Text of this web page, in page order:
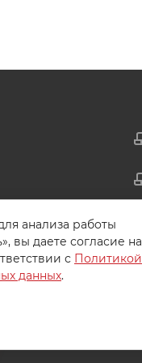
анализа работы
вы даете согласие на
с Политикой
данных.